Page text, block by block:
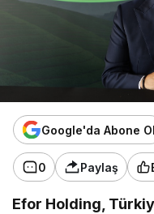
Google'da Abone Ol
0 Paylaş
Efor Holding,